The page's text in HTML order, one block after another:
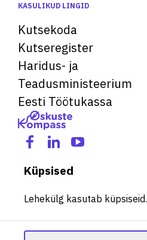
KASULIKUD LINGID
Kutsekoda
Kutseregister
Haridus- ja
Teadusministeerium
Eesti Töötukassa
Küpsised
Lehekülg kasutab küpsiseid.